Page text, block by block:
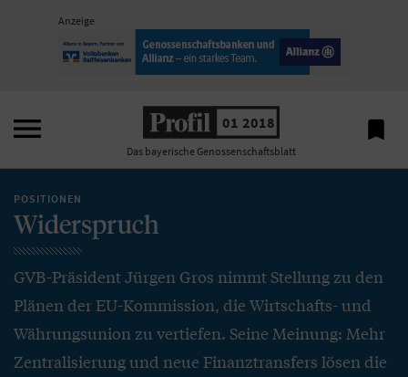
Anzeige
 01 2018
Das bayerische Genossenschaftsblatt

POSITIONEN
Widerspruch
GVB-Präsident Jürgen Gros nimmt Stellung zu den
Plänen der EU-Kommission, die Wirtschafts- und
Währungsunion zu vertiefen. Seine Meinung: Mehr
Zentralisierung und neue Finanztransfers lösen die